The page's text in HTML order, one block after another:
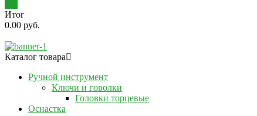
Итог
0.00 руб.
Каталог товара
Ручной инструмент
Ключи и говолки
Головки торцевые
Оснастка